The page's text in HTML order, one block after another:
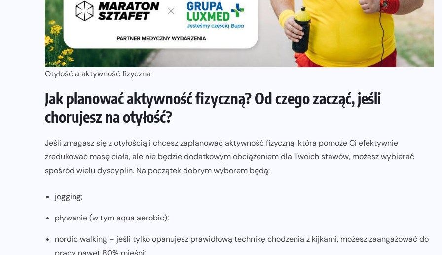
Otyłość a aktywność fizyczna
Jak planować aktywność fizyczną? Od czego zacząć, jeśli
chorujesz na otyłość?
Jeśli zmagasz się z otyłością i chcesz zaplanować aktywność fizyczną, która pomoże Ci efektywnie
zredukować masę ciała, ale nie będzie dodatkowym obciążeniem dla Twoich stawów, możesz wybierać
spośród wielu dyscyplin. Na początek dobrym wyborem będą:
jogging;
pływanie (w tym aqua aerobic);
nordic walking – jeśli tylko opanujesz prawidłową technikę chodzenia z kijkami, możesz zaangażować do